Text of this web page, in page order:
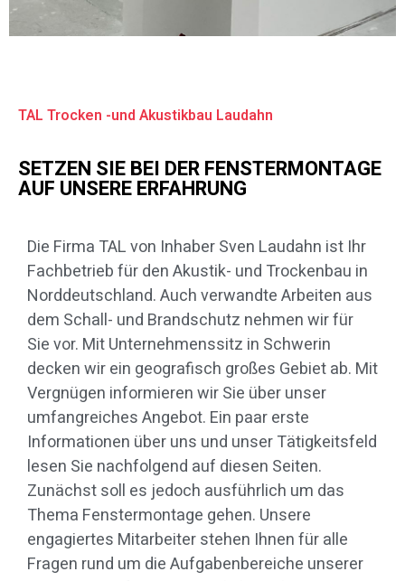
TAL Trocken -und Akustikbau Laudahn
SETZEN SIE BEI DER FENSTERMONTAGE
AUF UNSERE ERFAHRUNG
Die Firma TAL von Inhaber Sven Laudahn ist Ihr
Fachbetrieb für den Akustik- und Trockenbau in
Norddeutschland. Auch verwandte Arbeiten aus
dem Schall- und Brandschutz nehmen wir für
Sie vor. Mit Unternehmenssitz in Schwerin
decken wir ein geografisch großes Gebiet ab. Mit
Vergnügen informieren wir Sie über unser
umfangreiches Angebot. Ein paar erste
Informationen über uns und unser Tätigkeitsfeld
lesen Sie nachfolgend auf diesen Seiten.
Zunächst soll es jedoch ausführlich um das
Thema Fenstermontage gehen. Unsere
engagiertes Mitarbeiter stehen Ihnen für alle
Fragen rund um die Aufgabenbereiche unserer